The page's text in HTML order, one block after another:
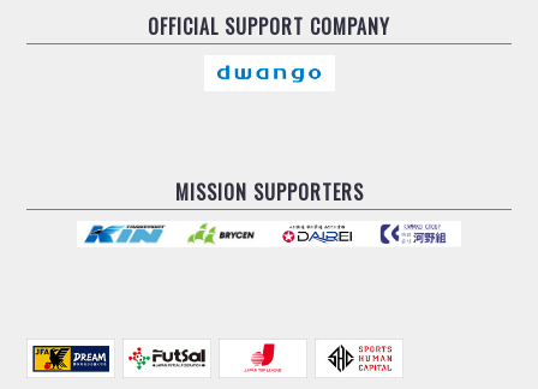
OFFICIAL SUPPORT COMPANY
MISSION SUPPORTERS